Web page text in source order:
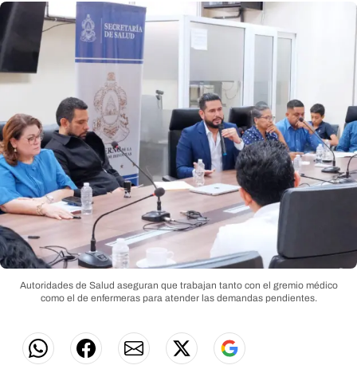
Autoridades de Salud aseguran que trabajan tanto con el gremio médico
como el de enfermeras para atender las demandas pendientes.